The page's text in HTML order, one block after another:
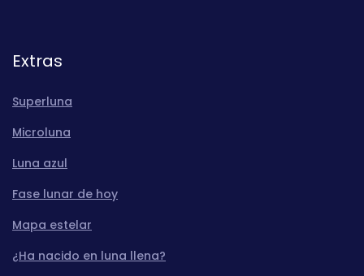
Extras
Superluna
Microluna
Luna azul
Fase lunar de hoy
Mapa estelar
¿Ha nacido en luna llena?